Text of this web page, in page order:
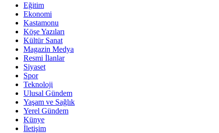
Eğitim
Ekonomi
Kastamonu
Köşe Yazıları
Kültür Sanat
Magazin Medya
Resmi İlanlar
Siyaset
Spor
Teknoloji
Ulusal Gündem
Yaşam ve Sağlık
Yerel Gündem
Künye
İletişim